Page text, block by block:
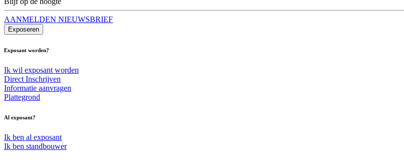
AANMELDEN NIEUWSBRIEF
Exposeren
Exposant worden?
Ik wil exposant worden
Direct Inschrijven
Informatie aanvragen
Plattegrond
Al exposant?
Ik ben al exposant
Ik ben standbouwer